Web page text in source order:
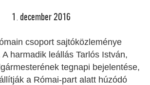
. december 2016
csoport sajtóközleménye
harmadik leállás Tarlós István,
tegnapi bejelentése,
a Római-part alatt húzódó